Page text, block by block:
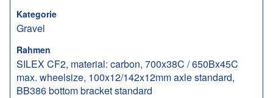
Kategorie
Gravel
Rahmen
SILEX CF2, material: carbon, 700x38C / 650Bx45C
max. wheelsize, 100x12/142x12mm axle standard,
BB386 bottom bracket standard